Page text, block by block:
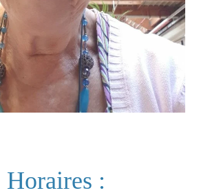
Horaires :